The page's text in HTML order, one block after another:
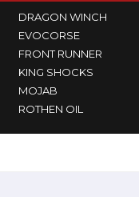
DRAGON WINCH
EVOCORSE
FRONT RUNNER
KING SHOCKS
MOJAB
ROTHEN OIL